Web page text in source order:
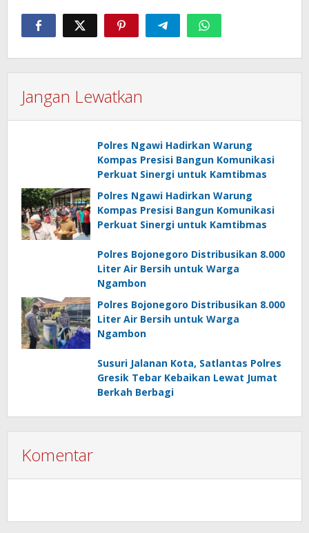
Jangan Lewatkan
Polres Ngawi Hadirkan Warung
Kompas Presisi Bangun Komunikasi
Perkuat Sinergi untuk Kamtibmas
Polres Ngawi Hadirkan Warung
Kompas Presisi Bangun Komunikasi
Perkuat Sinergi untuk Kamtibmas
Polres Bojonegoro Distribusikan 8.000
Liter Air Bersih untuk Warga
Ngambon
Polres Bojonegoro Distribusikan 8.000
Liter Air Bersih untuk Warga
Ngambon
Susuri Jalanan Kota, Satlantas Polres
Gresik Tebar Kebaikan Lewat Jumat
Berkah Berbagi
Komentar